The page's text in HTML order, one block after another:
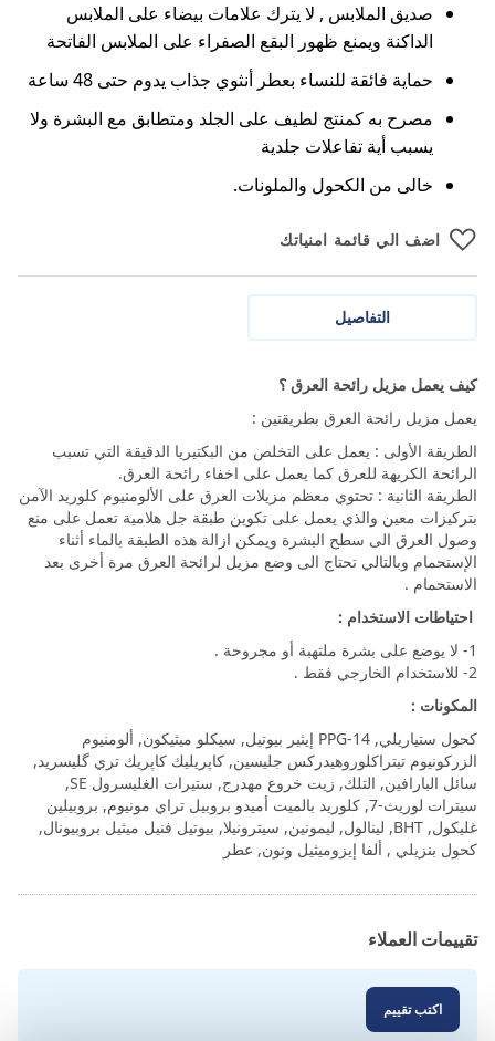
صديق الملابس , لا يترك علامات بيضاء على الملابس
الداكنة ويمنع ظهور البقع الصفراء على الملابس الفاتحة
حماية فائقة للنساء بعطر أنثوي جذاب يدوم حتى 48 ساعة
مصرح به كمنتج لطيف على الجلد ومتطابق مع البشرة ولا
يسبب أية تفاعلات جلدية
خالى من الكحول والملونات.
اضف الي قائمة امنياتك
التفاصيل
كيف يعمل مزيل رائحة العرق ؟
يعمل مزيل رائحة العرق بطريقتين :
الطريقة الأولى : يعمل على التخلص من البكتيريا الدقيقة التي تسبب
الرائحة الكريهة للعرق كما يعمل على اخفاء رائحة العرق.
الطريقة الثانية : تحتوي معظم مزيلات العرق على الألومنيوم كلوريد الآمن
بتركيزات معين والذي يعمل على تكوين طبقة جل هلامية تعمل على منع
وصول العرق الى سطح البشرة ويمكن ازالة هذه الطبقة بالماء أثناء
الإستحمام وبالتالي تحتاج الى وضع مزيل لرائحة العرق مرة أخرى بعد
الاستحمام .
احتياطات الاستخدام :
1- لا يوضع على بشرة ملتهبة أو مجروحة .
2- للاستخدام الخارجي فقط .
المكونات :
كحول ستياريلي, PPG-14 إيثير بيوتيل, سيكلو ميثيكون, ألومنيوم
الزركونيوم تيتراكلوروهيدركس جليسين, كاپريليك كاپريك تري گليسريد,
سائل البارافين, التلك, زيت خروع مهدرج, ستيرات الغليسرول SE,
سيترات لوريث-7, كلوريد بالميت أميدو بروبيل تراي مونيوم, بروبيلين
غليكول, BHT, لينالول, ليمونين, سيترونيلا, بيوتيل فنيل ميثيل بروبيونال,
كحول بنزيلي , ألفا إيزوميثيل ونون, عطر
تقييمات العملاء
اكتب تقييم